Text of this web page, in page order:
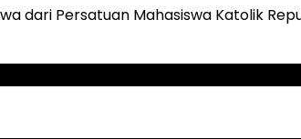
dari Persatuan Mahasiswa Katolik